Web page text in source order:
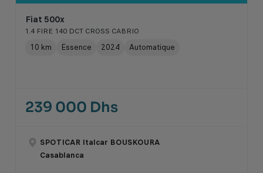
Fiat 500x
1.4 FIRE 140 DCT CROSS CABRIO
10 km Essence 2024 Automatique
239 000 Dhs
SPOTICAR Italcar BOUSKOURA
Casablanca